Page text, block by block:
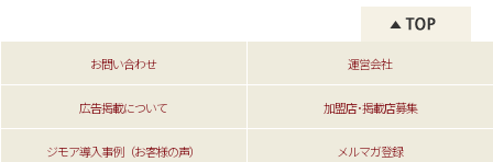
お問い合わせ 運営会社
広告掲載について 加盟店･掲載店募集
ジモア導入事例（お客様の声） メルマガ登録